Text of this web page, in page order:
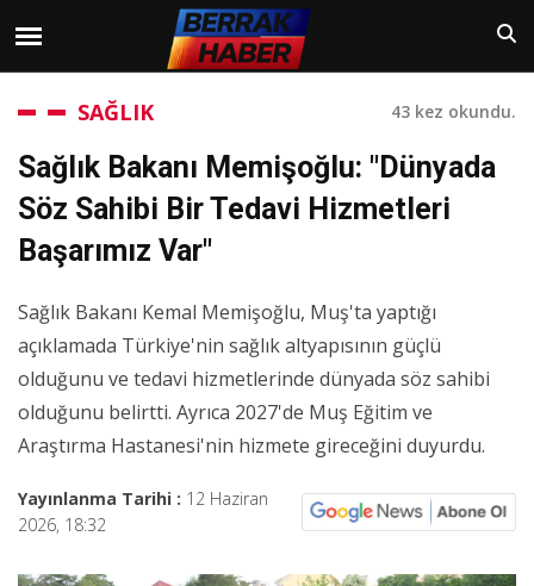
SAĞLIK 43 kez okundu.
Sağlık Bakanı Memişoğlu: "Dünyada
Söz Sahibi Bir Tedavi Hizmetleri
Başarımız Var"
Sağlık Bakanı Kemal Memişoğlu, Muş'ta yaptığı
açıklamada Türkiye'nin sağlık altyapısının güçlü
olduğunu ve tedavi hizmetlerinde dünyada söz sahibi
olduğunu belirtti. Ayrıca 2027'de Muş Eğitim ve
Araştırma Hastanesi'nin hizmete gireceğini duyurdu.
Yayınlanma Tarihi : 12 Haziran
2026, 18:32